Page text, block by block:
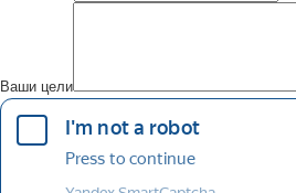
Ваши цели